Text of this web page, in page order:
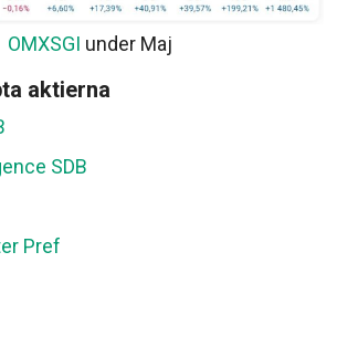
OMXSGI under Maj
aktierna
SDB
Pref